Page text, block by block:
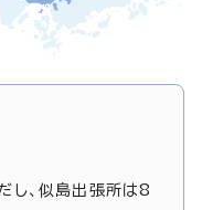
、似島出張所は8